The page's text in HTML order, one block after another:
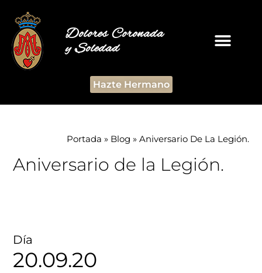
Dolores Coronada
y Soledad
Hazte Hermano
Portada » Blog » Aniversario De La Legión.
Aniversario de la Legión.
Día
20.09.20